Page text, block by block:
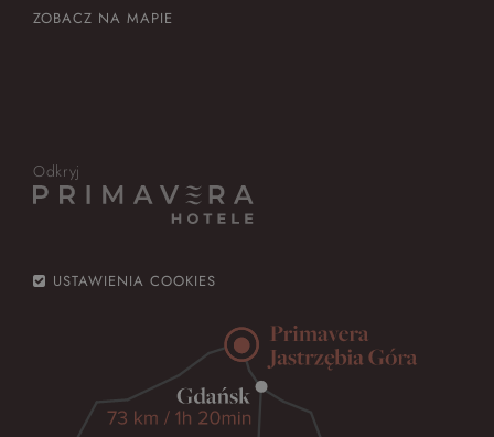
ZOBACZ NA MAPIE
Odkryj
USTAWIENIA COOKIES